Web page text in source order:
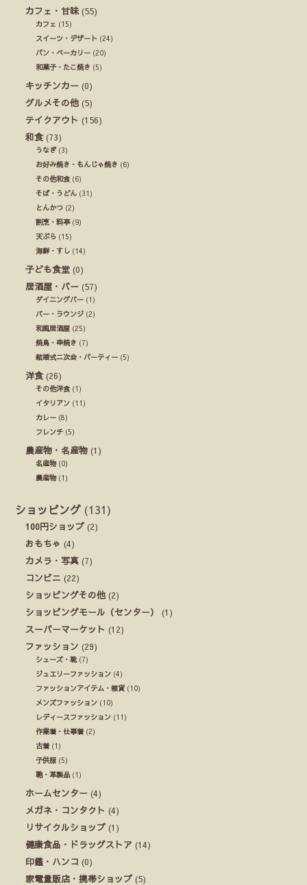
カフェ・甘味(55)
カフェ (15)
スイーツ・デザート (24)
パン・ベーカリー (20)
和菓子・たこ焼き (5)
キッチンカー (0)
グルメその他 (5)
テイクアウト (156)
和食 (73)
うなぎ(3)
お好み焼き・もんじゃ焼き (6)
その他和食(6)
そば・うどん (31)
とんかつ (2)
割烹・料亭(9)
天ぷら (15)
海鮮・すし (14)
子ども食堂 (0)
居酒屋・バー (57)
ダイニングバー (1)
バー・ラウンジ (2)
和風居酒屋 (25)
焼鳥・串焼き (7)
結婚式ニ次会・パーティー (5)
洋食 (26)
その他洋食(1)
イタリアン (11)
カレー (8)
フレンチ (5)
農産物・名産物 (1)
名産物(0)
農産物(1)
ショッピング (131)
100円ショップ (2)
おもちゃ (4)
カメラ・写真 (7)
コンビニ (22)
ショッピングその他 (2)
ショッピングモール（センター）
(1)
スーパーマーケット (12)
ファッション (29)
シューズ・靴(7)
ジュエリーファッション (4)
ファッションアイテム・雑貨 (10)
メンズファッション (10)
レディースファッション (11)
作業着・仕事着 (2)
古着 (1)
子供服 (5)
鞄・革製品 (1)
ホームセンター (4)
メガネ・コンタクト (4)
リサイクルショップ (1)
健康食品・ドラッグストア (14)
印鑑・ハンコ (0)
家電量販店・携帯ショップ (5)